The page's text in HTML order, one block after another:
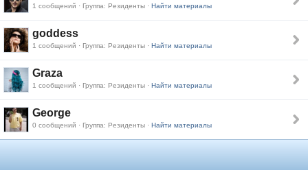
1 сообщений · Группа: Резиденты · Найти материалы
goddess
1 сообщений · Группа: Резиденты · Найти материалы
Graza
1 сообщений · Группа: Резиденты · Найти материалы
George
0 сообщений · Группа: Резиденты · Найти материалы